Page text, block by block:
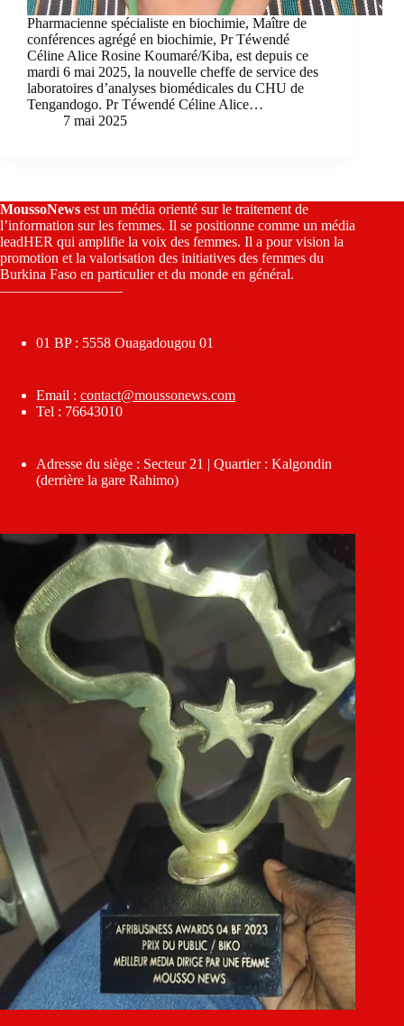
Pharmacienne spécialiste en biochimie, Maître de
conférences agrégé en biochimie, Pr Téwendé
Céline Alice Rosine Koumaré/Kiba, est depuis ce
mardi 6 mai 2025, la nouvelle cheffe de service des
laboratoires d’analyses biomédicales du CHU de
Tengandogo. Pr Téwendé Céline Alice…
7 mai 2025
MoussoNews est un média orienté sur le traitement de
l’information sur les femmes. Il se positionne comme un média
leadHER qui amplifie la voix des femmes. Il a pour vision la
promotion et la valorisation des initiatives des femmes du
Burkina Faso en particulier et du monde en général.
————————–
01 BP : 5558 Ouagadougou 01
Email : contact@moussonews.com
Tel : 76643010
Adresse du siège : Secteur 21 | Quartier : Kalgondin
(derrière la gare Rahimo)